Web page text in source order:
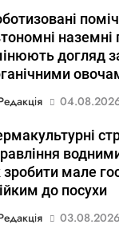
догляд
зробити мале
до посухи
03.08.2026